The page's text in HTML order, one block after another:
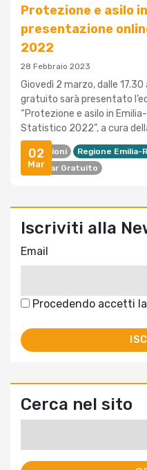
02
Mar
Protezione e asilo
presentazione
2022
28 Febbraio 2023
Giovedì 2 marzo, dalle
gratuito sarà presentato
“Protezione e asilo in
Statistico 2022”, a cura
Migrazioni Regione Emilia-
Webinar Gratuito
Iscriviti alla
Email
Procedendo accetti
Cerca nel sito